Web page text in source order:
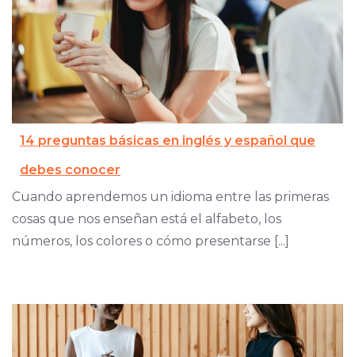
14 preguntas básicas en inglés y español que
debes conocer
Cuando aprendemos un idioma entre las primeras
cosas que nos enseñan está el alfabeto, los
números, los colores o cómo presentarse [...]